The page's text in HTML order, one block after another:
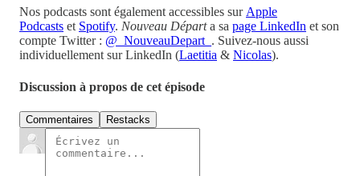
Nos podcasts sont également accessibles surApple
Podcasts et Spotify. Nouveau Départa sa page LinkedIn et son
compte Twitter : @_NouveauDepart_ . Suivez-nous aussi
individuellement sur LinkedIn (Laetitia & Nicolas).
Discussion à propos de cet épisode
Commentaires Restacks